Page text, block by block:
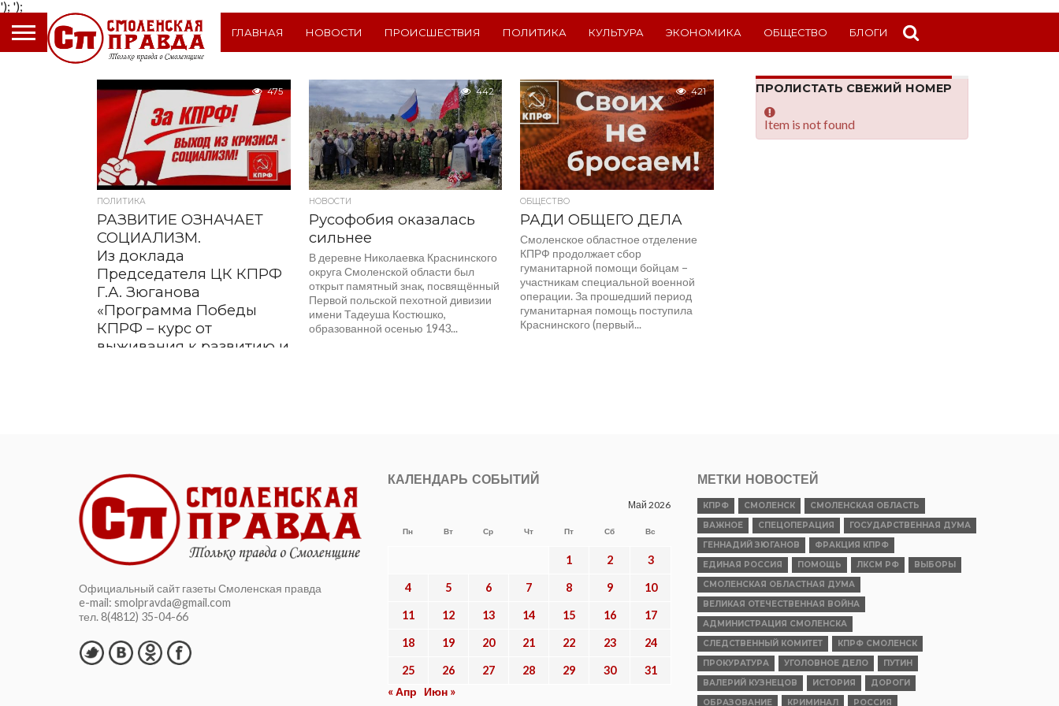
');
ГЛАВНАЯ НОВОСТИ ПРОИСШЕСТВИЯ ПОЛИТИКА КУЛЬТУРА ЭКОНОМИКА ОБЩЕСТВО БЛОГИ
475
ПОЛИТИКА
РАЗВИТИЕ ОЗНАЧАЕТ
СОЦИАЛИЗМ.
Из доклада
Председателя ЦК КПРФ
Г.А. Зюганова
«Программа Победы
КПРФ – курс от
выживания к развитию и
не примет нас как равноправного
партнёра. Временно перейти...
442
НОВОСТИ
Русофобия оказалась
сильнее
В деревне Николаевка Краснинского
округа Смоленской области был
открыт памятный знак, посвящённый
Первой польской пехотной дивизии
имени Тадеуша Костюшко,
образованной осенью 1943...
421
ОБЩЕСТВО
РАДИ ОБЩЕГО ДЕЛА
Смоленское областное отделение
КПРФ продолжает сбор
гуманитарной помощи бойцам –
участникам специальной военной
операции. За прошедший период
гуманитарная помощь поступила
Краснинского (первый...
ПРОЛИСТАТЬ СВЕЖИЙ НОМЕР
Item is not found
Официальный сайт газеты Смоленская правда
e-mail: smolpravda@gmail.com
тел. 8(4812) 35-04-66
КАЛЕНДАРЬ СОБЫТИЙ
Май 2026
Пн Вт Ср Чт Пт Сб Вс
1 2 3
4 5 6 7 8 9 10
11 12 13 14 15 16 17
18 19 20 21 22 23 24
25 26 27 28 29 30
31
« Апр
Июн »
МЕТКИ НОВОСТЕЙ
КПРФ СМОЛЕНСК
СМОЛЕНСКАЯ ОБЛАСТЬ
ВАЖНОЕ
СПЕЦОПЕРАЦИЯ
ГОСУДАРСТВЕННАЯ ДУМА
ГЕННАДИЙ ЗЮГАНОВ
ФРАКЦИЯ КПРФ
ЕДИНАЯ РОССИЯ
ПОМОЩЬ ЛКСМ РФ
ВЫБОРЫ
СМОЛЕНСКАЯ ОБЛАСТНАЯ ДУМА
ВЕЛИКАЯ ОТЕЧЕСТВЕННАЯ ВОЙНА
АДМИНИСТРАЦИЯ СМОЛЕНСКА
СЛЕДСТВЕННЫЙ КОМИТЕТ
КПРФ СМОЛЕНСК
ПРОКУРАТУРА
УГОЛОВНОЕ ДЕЛО
ПУТИН
ВАЛЕРИЙ КУЗНЕЦОВ
ИСТОРИЯ
ДОРОГИ
ОБРАЗОВАНИЕ
КРИМИНАЛ РОССИЯ
');